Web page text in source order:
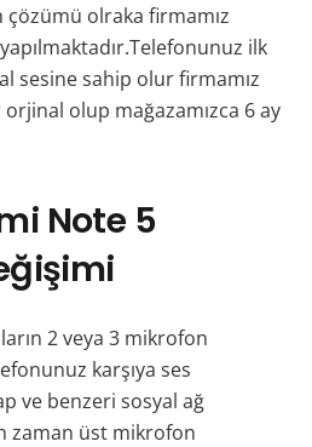
çözümü olraka firmamız
ilk
sesine sahip olur firmamız
olup mağazamızca 6 ay
Note 5
2 veya 3 mikrofon
karşıya ses
ve benzeri sosyal ağ
zaman üst mikrofon